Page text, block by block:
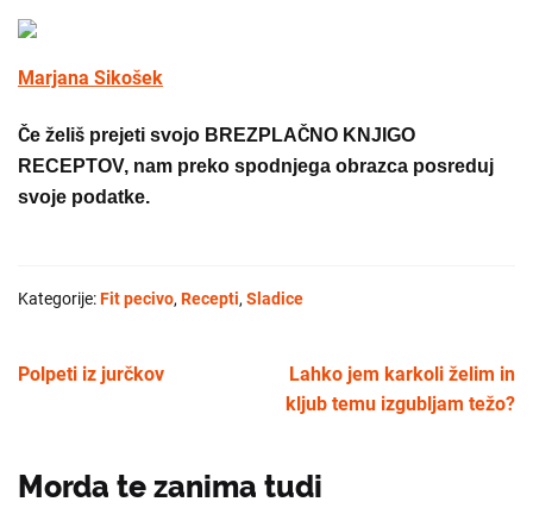
Marjana Sikošek
Če želiš prejeti svojo BREZPLAČNO KNJIGO
RECEPTOV, nam preko spodnjega obrazca posreduj
svoje podatke.
Kategorije:Fit pecivo, Recepti, Sladice
Polpeti iz jurčkov
Lahko jem karkoli želim in
kljub temu izgubljam težo?
Morda te zanima tudi